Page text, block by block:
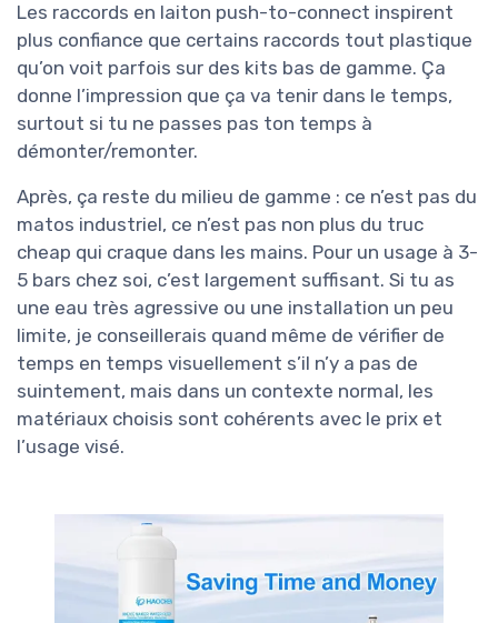
Les raccords en laiton push-to-connect inspirent
plus confiance que certains raccords tout plastique
qu’on voit parfois sur des kits bas de gamme. Ça
donne l’impression que ça va tenir dans le temps,
surtout si tu ne passes pas ton temps à
démonter/remonter.
Après, ça reste du milieu de gamme : ce n’est pas du
matos industriel, ce n’est pas non plus du truc
cheap qui craque dans les mains. Pour un usage à 3-
5 bars chez soi, c’est largement suffisant. Si tu as
une eau très agressive ou une installation un peu
limite, je conseillerais quand même de vérifier de
temps en temps visuellement s’il n’y a pas de
suintement, mais dans un contexte normal, les
matériaux choisis sont cohérents avec le prix et
l’usage visé.